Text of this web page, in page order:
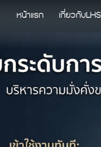
หน้าแรก เกี่ยวกับLHS